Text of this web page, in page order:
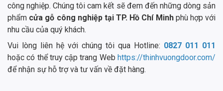
công nghiệp. Chúng tôi cam kết sẽ đem đến những dòng sản
phẩm cửa gỗ công nghiệp tại TP. Hồ Chí Minhphù hợp với
nhu cầu của quý khách.
Vui lòng liên hệ với chúng tôi qua Hotline: 0827 011 011
hoặc có thể truy cập trang Web https://thinhvuongdoor.com/
để nhận sự hỗ trợ và tư vấn về đặt hàng.